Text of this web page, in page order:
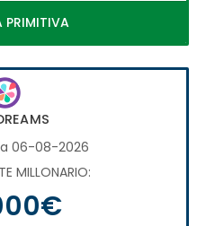
PRIMITIVA
06-08-2026
MILLONARIO: